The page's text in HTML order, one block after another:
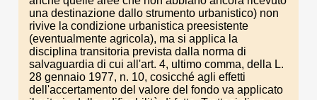
una destinazione dallo strumento urbanistico) non
rivive la condizione urbanistica preesistente
(eventualmente agricola), ma si applica la
disciplina transitoria prevista dalla norma di
salvaguardia di cui all'art. 4, ultimo comma, della L.
28 gennaio 1977, n. 10, cosicché agli effetti
dell'accertamento del valore del fondo va applicato